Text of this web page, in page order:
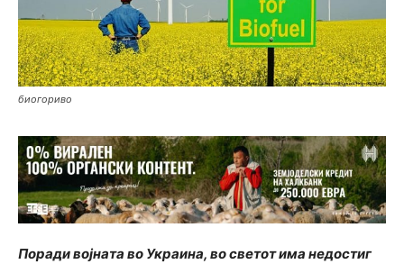
биогориво
Поради војната во Украина, во светот има недостиг